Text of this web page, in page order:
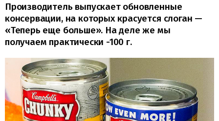
Производитель выпускает обновленные
консервации, на которых красуется слоган —
«Теперь еще больше». На деле же мы
получаем практически -100 г.